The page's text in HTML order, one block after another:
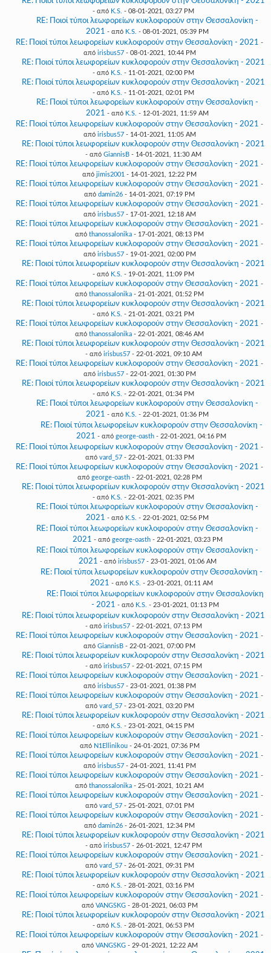
- από K.S. - 08-01-2021, 03:27 PM
RE: Ποιοί τύποι λεωφορείων κυκλοφορούν στην Θεσσαλονίκη -
2021 - από K.S. - 08-01-2021, 05:39 PM
RE: Ποιοί τύποι λεωφορείων κυκλοφορούν στην Θεσσαλονίκη - 2021 -
από irisbus57- 08-01-2021, 10:44 PM
RE: Ποιοί τύποι λεωφορείων κυκλοφορούν στην Θεσσαλονίκη - 2021
- από K.S. - 11-01-2021, 02:00 PM
RE: Ποιοί τύποι λεωφορείων κυκλοφορούν στην Θεσσαλονίκη - 2021
- από K.S. - 11-01-2021, 02:01 PM
RE: Ποιοί τύποι λεωφορείων κυκλοφορούν στην Θεσσαλονίκη -
2021 - από K.S. - 12-01-2021, 11:59 AM
RE: Ποιοί τύποι λεωφορείων κυκλοφορούν στην Θεσσαλονίκη - 2021 -
από irisbus57- 14-01-2021, 11:05 AM
RE: Ποιοί τύποι λεωφορείων κυκλοφορούν στην Θεσσαλονίκη - 2021
- από GiannisB - 14-01-2021, 11:30 AM
RE: Ποιοί τύποι λεωφορείων κυκλοφορούν στην Θεσσαλονίκη - 2021 -
από jimis2001 - 14-01-2021, 12:22 PM
RE: Ποιοί τύποι λεωφορείων κυκλοφορούν στην Θεσσαλονίκη - 2021 -
από damin26 - 14-01-2021, 07:19 PM
RE: Ποιοί τύποι λεωφορείων κυκλοφορούν στην Θεσσαλονίκη - 2021 -
από irisbus57- 17-01-2021, 12:18 AM
RE: Ποιοί τύποι λεωφορείων κυκλοφορούν στην Θεσσαλονίκη - 2021 -
από thanossalonika - 17-01-2021, 08:13 PM
RE: Ποιοί τύποι λεωφορείων κυκλοφορούν στην Θεσσαλονίκη - 2021 -
από irisbus57- 19-01-2021, 02:00 PM
RE: Ποιοί τύποι λεωφορείων κυκλοφορούν στην Θεσσαλονίκη - 2021
- από K.S. - 19-01-2021, 11:09 PM
RE: Ποιοί τύποι λεωφορείων κυκλοφορούν στην Θεσσαλονίκη - 2021 -
από thanossalonika - 21-01-2021, 01:52 PM
RE: Ποιοί τύποι λεωφορείων κυκλοφορούν στην Θεσσαλονίκη - 2021
- από K.S. - 21-01-2021, 03:21 PM
RE: Ποιοί τύποι λεωφορείων κυκλοφορούν στην Θεσσαλονίκη - 2021 -
από thanossalonika - 22-01-2021, 08:46 AM
RE: Ποιοί τύποι λεωφορείων κυκλοφορούν στην Θεσσαλονίκη - 2021
- από irisbus57- 22-01-2021, 09:10 AM
RE: Ποιοί τύποι λεωφορείων κυκλοφορούν στην Θεσσαλονίκη - 2021 -
από irisbus57- 22-01-2021, 01:30 PM
RE: Ποιοί τύποι λεωφορείων κυκλοφορούν στην Θεσσαλονίκη - 2021
- από K.S. - 22-01-2021, 01:34 PM
RE: Ποιοί τύποι λεωφορείων κυκλοφορούν στην Θεσσαλονίκη -
2021 - από K.S. - 22-01-2021, 01:36 PM
RE: Ποιοί τύποι λεωφορείων κυκλοφορούν στην Θεσσαλονίκη -
2021 - από george-oasth - 22-01-2021, 04:16 PM
RE: Ποιοί τύποι λεωφορείων κυκλοφορούν στην Θεσσαλονίκη - 2021 -
από vard_57- 22-01-2021, 01:33 PM
RE: Ποιοί τύποι λεωφορείων κυκλοφορούν στην Θεσσαλονίκη - 2021 -
από george-oasth- 22-01-2021, 02:28 PM
RE: Ποιοί τύποι λεωφορείων κυκλοφορούν στην Θεσσαλονίκη - 2021
- από K.S. - 22-01-2021, 02:35 PM
RE: Ποιοί τύποι λεωφορείων κυκλοφορούν στην Θεσσαλονίκη -
2021 - από K.S. - 22-01-2021, 02:56 PM
RE: Ποιοί τύποι λεωφορείων κυκλοφορούν στην Θεσσαλονίκη -
2021 - από george-oasth- 22-01-2021, 03:23 PM
RE: Ποιοί τύποι λεωφορείων κυκλοφορούν στην Θεσσαλονίκη -
2021 - από irisbus57- 23-01-2021, 01:06 AM
RE: Ποιοί τύποι λεωφορείων κυκλοφορούν στην Θεσσαλονίκη -
2021 - από K.S. - 23-01-2021, 01:11 AM
RE: Ποιοί τύποι λεωφορείων κυκλοφορούν στην Θεσσαλονίκη
- 2021 - από K.S. - 23-01-2021, 01:13 PM
RE: Ποιοί τύποι λεωφορείων κυκλοφορούν στην Θεσσαλονίκη - 2021
- από irisbus57- 22-01-2021, 07:13 PM
RE: Ποιοί τύποι λεωφορείων κυκλοφορούν στην Θεσσαλονίκη - 2021 -
από GiannisB - 22-01-2021, 07:00 PM
RE: Ποιοί τύποι λεωφορείων κυκλοφορούν στην Θεσσαλονίκη - 2021
- από irisbus57- 22-01-2021, 07:15 PM
RE: Ποιοί τύποι λεωφορείων κυκλοφορούν στην Θεσσαλονίκη - 2021 -
από irisbus57- 23-01-2021, 01:38 PM
RE: Ποιοί τύποι λεωφορείων κυκλοφορούν στην Θεσσαλονίκη - 2021 -
από vard_57- 23-01-2021, 03:20 PM
RE: Ποιοί τύποι λεωφορείων κυκλοφορούν στην Θεσσαλονίκη - 2021
- από K.S. - 23-01-2021, 04:15 PM
RE: Ποιοί τύποι λεωφορείων κυκλοφορούν στην Θεσσαλονίκη - 2021 -
από N1Ellinikou- 24-01-2021, 07:36 PM
RE: Ποιοί τύποι λεωφορείων κυκλοφορούν στην Θεσσαλονίκη - 2021 -
από irisbus57- 24-01-2021, 11:41 PM
RE: Ποιοί τύποι λεωφορείων κυκλοφορούν στην Θεσσαλονίκη - 2021 -
από thanossalonika - 25-01-2021, 10:21 AM
RE: Ποιοί τύποι λεωφορείων κυκλοφορούν στην Θεσσαλονίκη - 2021 -
από vard_57- 25-01-2021, 07:01 PM
RE: Ποιοί τύποι λεωφορείων κυκλοφορούν στην Θεσσαλονίκη - 2021 -
από damin26 - 26-01-2021, 12:34 PM
RE: Ποιοί τύποι λεωφορείων κυκλοφορούν στην Θεσσαλονίκη - 2021
- από irisbus57- 26-01-2021, 12:47 PM
RE: Ποιοί τύποι λεωφορείων κυκλοφορούν στην Θεσσαλονίκη - 2021 -
από vard_57- 26-01-2021, 09:31 PM
RE: Ποιοί τύποι λεωφορείων κυκλοφορούν στην Θεσσαλονίκη - 2021
- από K.S. - 28-01-2021, 03:16 PM
RE: Ποιοί τύποι λεωφορείων κυκλοφορούν στην Θεσσαλονίκη - 2021 -
από VANGSKG- 28-01-2021, 06:03 PM
RE: Ποιοί τύποι λεωφορείων κυκλοφορούν στην Θεσσαλονίκη - 2021
- από K.S. - 28-01-2021, 06:53 PM
RE: Ποιοί τύποι λεωφορείων κυκλοφορούν στην Θεσσαλονίκη - 2021 -
από VANGSKG- 29-01-2021, 12:22 AM